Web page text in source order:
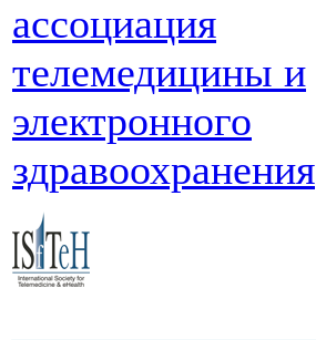
ассоциация
телемедицины и
электронного
здравоохранения